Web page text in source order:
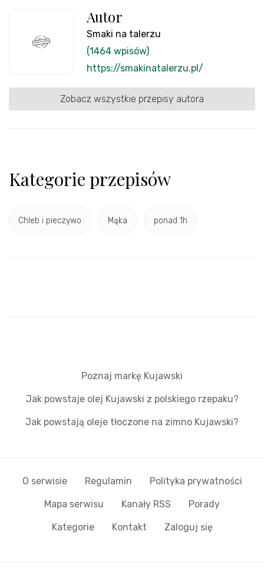
Autor
Smaki na talerzu
(1464 wpisów)
https://smakinatalerzu.pl/
Zobacz wszystkie przepisy autora
Kategorie przepisów
Chleb i pieczywo Mąka ponad 1h
Poznaj markę Kujawski
Jak powstaje olej Kujawski z polskiego rzepaku?
Jak powstają oleje tłoczone na zimno Kujawski?
O serwisie Regulamin Polityka prywatności
Mapa serwisu Kanały RSS Porady
Kategorie Kontakt Zaloguj się